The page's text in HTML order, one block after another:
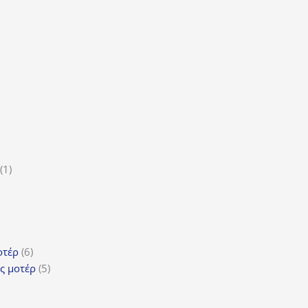
11
66
προϊόντα
μοτέρ 55